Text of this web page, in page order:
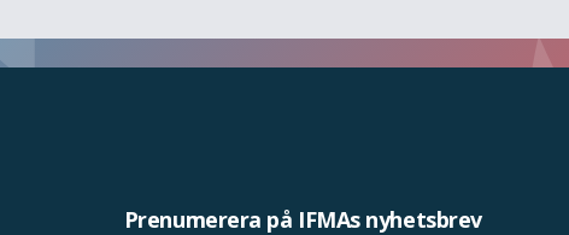
Prenumerera på IFMAs nyhetsbrev